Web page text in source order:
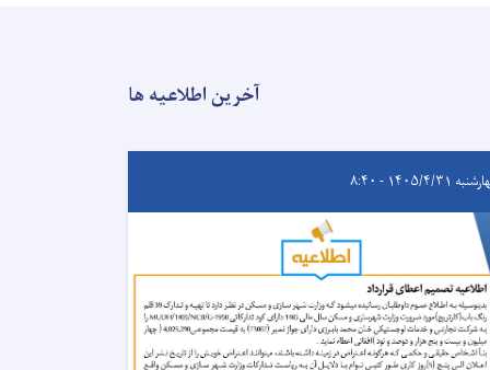
آخرین اطلاعیه ها
۱۴۰۵/۴/۳۱ - ۸:۴۰